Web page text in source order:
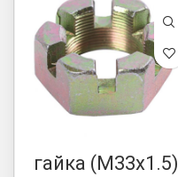
гайка (М33х1.5)